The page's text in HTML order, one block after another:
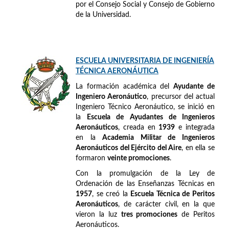
por el Consejo Social y Consejo de Gobierno
de la Universidad.
ESCUELA UNIVERSITARIA DE INGENIERÍA
TÉCNICA AERONÁUTICA
La formación académica delAyudante de
Ingeniero Aeronáutico, precursor del actual
Ingeniero Técnico Aeronáutico, se inició en
la
Escuela de Ayudantes de Ingenieros
Aeronáuticos, creada en 1939 e integrada
en laAcademia Militar de Ingenieros
Aeronáuticos del Ejército del Aire, en ella se
formaron veinte promociones.
Con la promulgación de la Ley de
Ordenación de las Enseñanzas Técnicas en
1957, se creó la
Escuela Técnica de Peritos
Aeronáuticos, de carácter civil, en la que
vieron la luz tres promociones de Peritos
Aeronáuticos.